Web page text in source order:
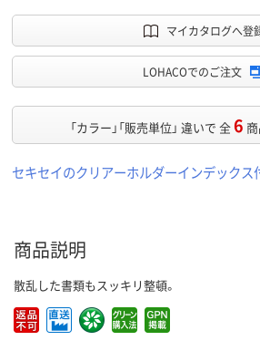
マイカタログへ登
LOHACOでのご注文
「カラー」「販売単位」 違いで 全6
セキセイのクリアーホルダーインデックス
商品説明
散乱した書類もスッキリ整頓。